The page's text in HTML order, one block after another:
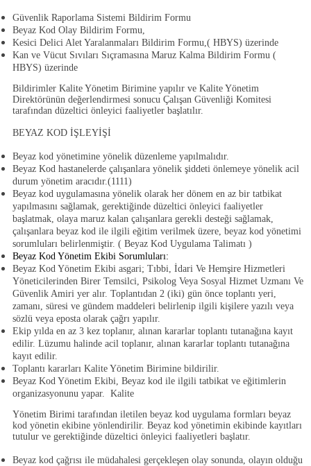
Güvenlik Raporlama Sistemi Bildirim Formu
Beyaz Kod Olay Bildirim Formu
Kesici Delici Alet Yaralanmaları Bildirim Formu ,( HBYS) üzerinde
Kan ve Vücut Sıvıları Sıçramasına Maruz Kalma Bildirim Formu (
HBYS) üzerinde
Bildirimler Kalite Yönetim Birimine yapılır ve Kalite Yönetim
Direktörünün değerlendirmesi sonucu Çalışan Güvenliği Komitesi
tarafından düzeltici önleyici faaliyetler başlatılır.
BEYAZ KOD İŞLEYİŞİ
Beyaz kod yönetimine yönelik düzenleme yapılmalıdır.
Beyaz Kod hastanelerde çalışanlara yönelik şiddeti önlemeye yönelik acil
durum yönetim aracıdır.(1111)
Beyaz kod uygulamasına yönelik olarak her dönem en az bir tatbikat
yapılmasını sağlamak, gerektiğinde düzeltici önleyici faaliyetler
başlatmak, olaya maruz kalan çalışanlara gerekli desteği sağlamak,
çalışanlara beyaz kod ile ilgili eğitim verilmek üzere, beyaz kod yönetimi
sorumluları belirlenmiştir. ( Beyaz Kod Uygulama Talimatı )
Beyaz Kod Yönetim Ekibi Sorumluları:
Beyaz Kod Yönetim Ekibi asgari; Tıbbi, İdari Ve Hemşire Hizmetleri
Yöneticilerinden Birer Temsilci, Psikolog Veya Sosyal Hizmet Uzmanı Ve
Güvenlik Amiri yer alır. Toplantıdan 2 (iki) gün önce toplantı yeri,
zamanı, süresi ve gündem maddeleri belirlenip ilgili kişilere yazılı veya
sözlü veya eposta olarak çağrı yapılır.
Ekip yılda en az 3 kez toplanır, alınan kararlar toplantı tutanağına kayıt
edilir. Lüzumu halinde acil toplanır, alınan kararlar toplantı tutanağına
kayıt edilir.
Toplantı kararları Kalite Yönetim Birimine bildirilir.
Beyaz Kod Yönetim Ekibi, Beyaz kod ile ilgili tatbikat ve eğitimlerin
organizasyonunu yapar. Kalite
Yönetim Birimi tarafından iletilen beyaz kod uygulama formları beyaz
kod yönetin ekibine yönlendirilir. Beyaz kod yönetimin ekibinde kayıtları
tutulur ve gerektiğinde düzeltici önleyici faaliyetleri başlatır.
Beyaz kod çağrısı ile müdahalesi gerçekleşen olay sonunda, olayın olduğu